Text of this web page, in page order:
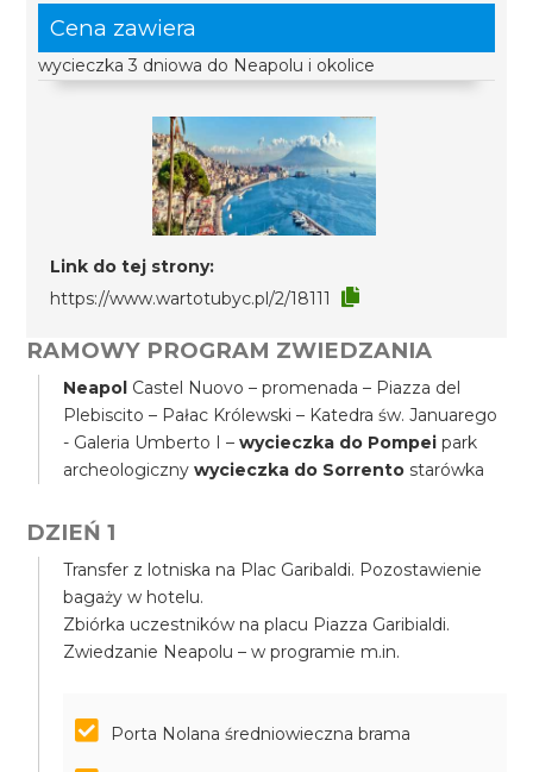
Cena zawiera
wycieczka 3 dniowa do Neapolu i okolice
Link do tej strony:
https://www.wartotubyc.pl/2/18111
RAMOWY PROGRAM ZWIEDZANIA
Neapol Castel Nuovo – promenada – Piazza del
Plebiscito – Pałac Królewski – Katedra św. Januarego
- Galeria Umberto I –wycieczka do Pompeipark
archeologicznywycieczka do Sorrento starówka
DZIEŃ 1
Transfer z lotniska na Plac Garibaldi. Pozostawienie
bagaży w hotelu.
Zbiórka uczestników na placu Piazza Garibialdi.
Zwiedzanie Neapolu – w programie m.in.
Porta Nolana średniowieczna brama